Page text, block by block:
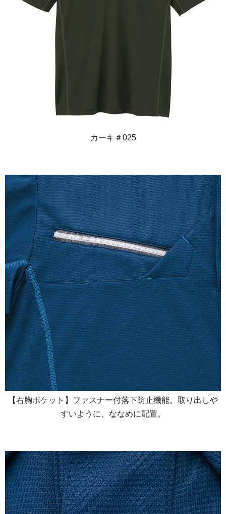
カーキ＃025
【右胸ポケット】ファスナー付落下防止機能。取り出しや
すいように、ななめに配置。